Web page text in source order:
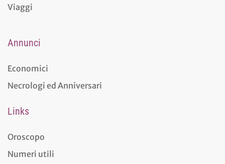
Viaggi
Annunci
Economici
Necrologi ed Anniversari
Links
Oroscopo
Numeri utili